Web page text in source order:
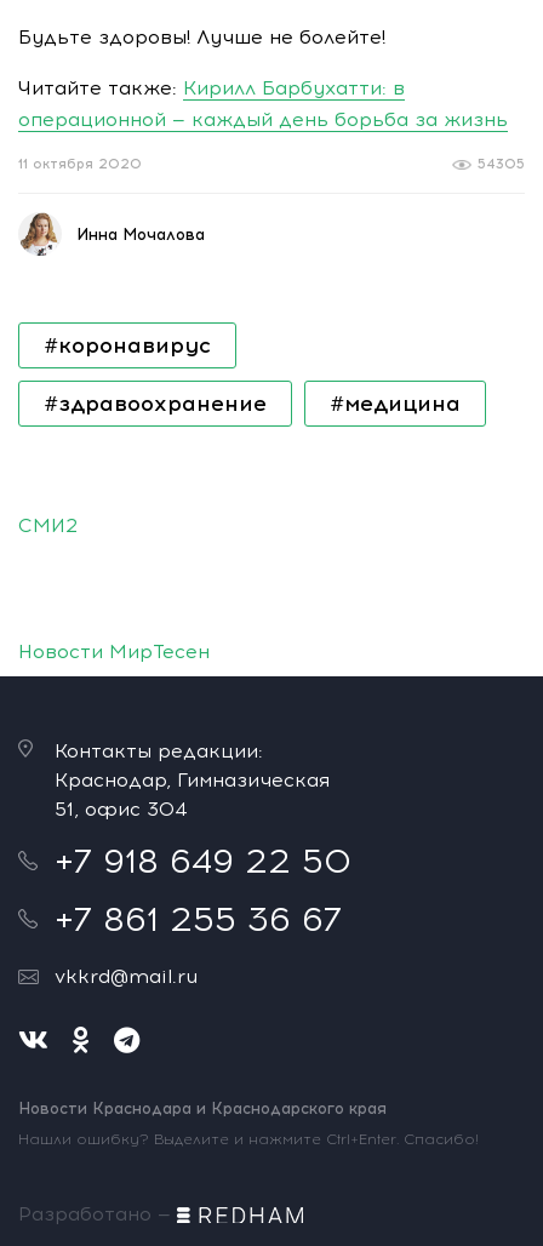
Будьте здоровы! Лучше не болейте!
Читайте также: Кирилл Барбухатти: в
операционной — каждый день борьба за жизнь
54305
11 октября 2020
Инна Мочалова
#коронавирус
#здравоохранение #медицина
СМИ2
Новости МирТесен
Контакты редакции:
Краснодар, Гимназическая
51, офис 304
+7 918 649 22 50
+7 861 255 36 67
vkkrd@mail.ru
Новости Краснодара и Краснодарского края
Нашли ошибку? Выделите и нажмите Ctrl+Enter. Спасибо!
Разработано —